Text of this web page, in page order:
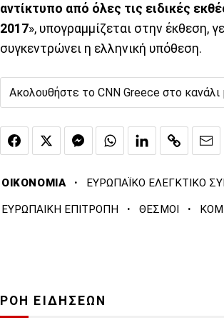
αντίκτυπο από όλες τις ειδικές
2017», υπογραμμίζεται στην έκθεση,
συγκεντρώνει η ελληνική υπόθεση.
Ακολουθήστε το CNN Greece στο
ΟΙΚΟΝΟΜΙΑ · ΕΥΡΩΠΑΪΚΟ ΕΛΕΓΚΤΙΚΟ
ΕΥΡΩΠΑΙΚΗ ΕΠΙΤΡΟΠΗ · ΘΕΣΜΟΙ ·
ΡΟΗ ΕΙΔΗΣΕΩΝ